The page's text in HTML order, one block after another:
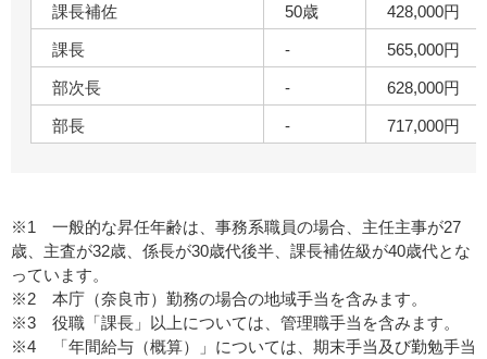
課長補佐 50歳 428,000円
課長 - 565,000円
部次長 - 628,000円
部長 - 717,000円
※1 一般的な昇任年齢は、事務系職員の場合、主任主事が27
歳、主査が32歳、係長が30歳代後半、課長補佐級が40歳代とな
っています。
※2 本庁（奈良市）勤務の場合の地域手当を含みます。
※3 役職「課長」以上については、管理職手当を含みます。
※4 「年間給与（概算）」については、期末手当及び勤勉手当